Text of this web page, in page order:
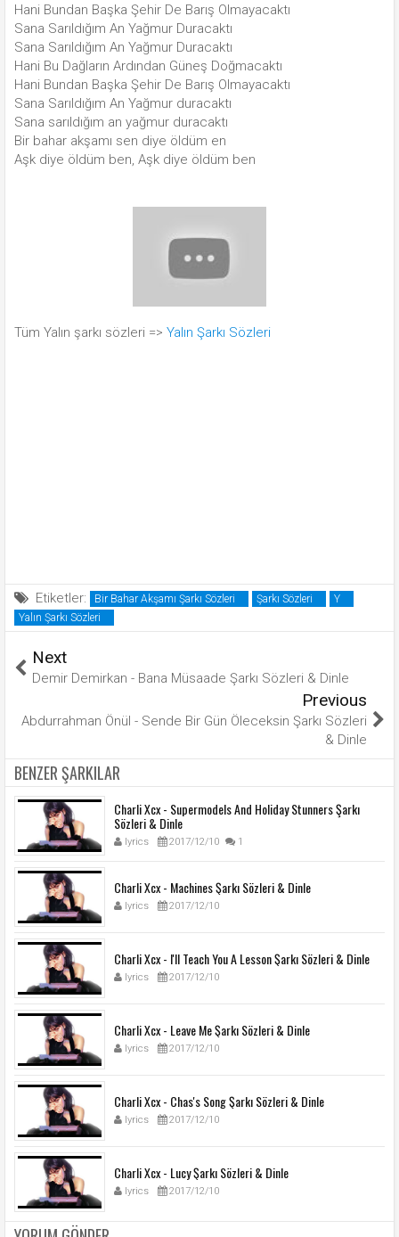
Hani Bundan Başka Şehir De Barış Olmayacaktı
Sana Sarıldığım An Yağmur Duracaktı
Sana Sarıldığım An Yağmur Duracaktı
Hani Bu Dağların Ardından Güneş Doğmacaktı
Hani Bundan Başka Şehir De Barış Olmayacaktı
Sana Sarıldığım An Yağmur duracaktı
Sana sarıldığım an yağmur duracaktı
Bir bahar akşamı sen diye öldüm en
Aşk diye öldüm ben, Aşk diye öldüm ben
Tüm Yalın şarkı sözleri => Yalın Şarkı Sözleri
Etiketler: Bir Bahar Akşamı Şarkı Sözleri Şarkı Sözleri
Y
Yalın Şarkı Sözleri
Next
Demir Demirkan - Bana Müsaade Şarkı Sözleri & Dinle
Previous
Abdurrahman Önül - Sende Bir Gün Öleceksin Şarkı Sözleri
& Dinle
BENZER ŞARKILAR
Charli Xcx - Supermodels And Holiday Stunners Şarkı
Sözleri & Dinle
lyrics 2017/12/10 1
Charli Xcx - Machines Şarkı Sözleri & Dinle
lyrics 2017/12/10
Charli Xcx - I'll Teach You A Lesson Şarkı Sözleri & Dinle
lyrics 2017/12/10
Charli Xcx - Leave Me Şarkı Sözleri & Dinle
lyrics 2017/12/10
Charli Xcx - Chas's Song Şarkı Sözleri & Dinle
lyrics 2017/12/10
Charli Xcx - Lucy Şarkı Sözleri & Dinle
lyrics 2017/12/10